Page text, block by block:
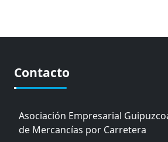
Contacto
Asociación Empresarial
de Mercancías por Carretera